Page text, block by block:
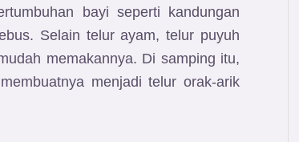
bayi seperti kandungan
Selain telur ayam, telur puyuh
memakannya. Di samping itu,
menjadi telur orak-arik